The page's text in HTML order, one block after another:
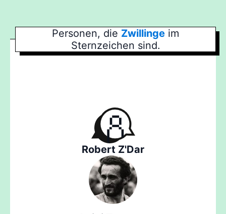
Personen, die Zwillinge im
Sternzeichen sind.
Robert Z'Dar